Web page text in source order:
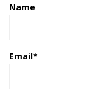
Name
Email*